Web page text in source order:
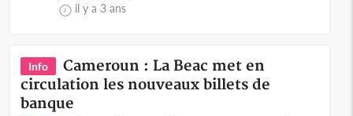
il y a 3 ans
Info
Cameroun : La Beac met en
circulation les nouveaux billets de
banque